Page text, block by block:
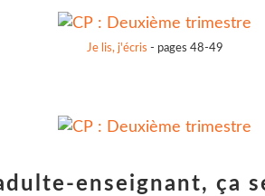
Je lis, j'écris - pages 48-49
enseignant, ça